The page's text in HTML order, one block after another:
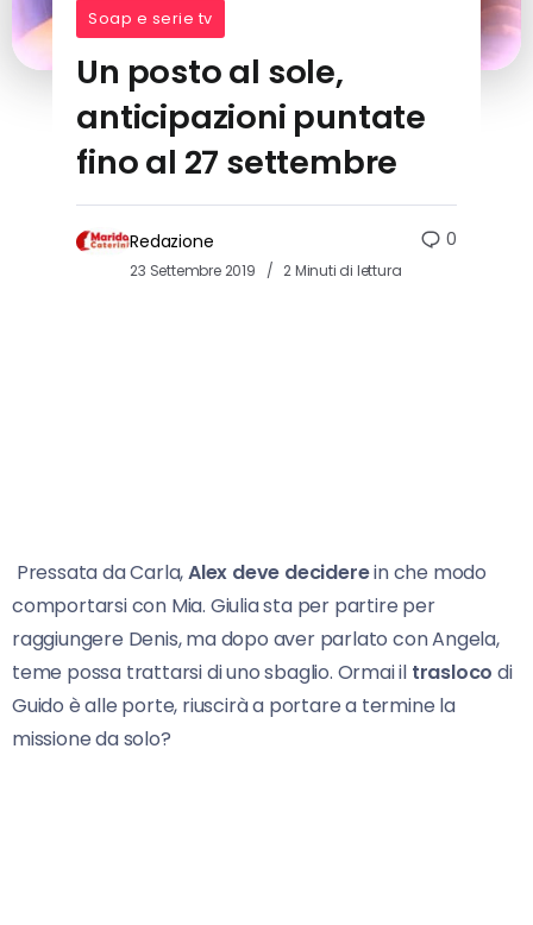
Soap e serie tv
Un posto al sole,
anticipazioni puntate
fino al 27 settembre
Redazione
23 Settembre 2019 2 Minuti di lettura
0
Pressata da Carla,Alex deve deciderein che modo
comportarsi con Mia. Giulia sta per partire per
raggiungere Denis, ma dopo aver parlato con Angela,
teme possa trattarsi di uno sbaglio. Ormai il trasloco di
Guido è alle porte, riuscirà a portare a termine la
missione da solo?